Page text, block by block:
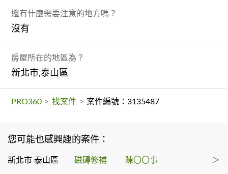
還有什麼需要注意的地方嗎？
沒有
房屋所在的地區為？
新北市,泰山區
PRO360 > 找案件 > 案件編號：3135487
您可能也感興趣的案件：
新北市 泰山區 磁磚修補 陳〇〇事 ＞